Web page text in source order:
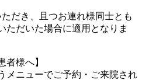
だき、且つお連れ様同士とも
ただいた場合に適用となりま
者様へ】
メニューでご予約・ご来院され